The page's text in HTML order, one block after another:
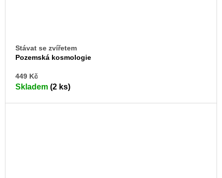
Stávat se zvířetem
Pozemská kosmologie
449 Kč
Skladem (2 ks)